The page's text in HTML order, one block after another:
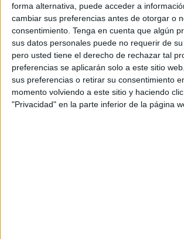
forma alternativa, puede acceder a
cambiar sus preferencias antes de otorgar o
consentimiento. Tenga en cuenta que algún
sus datos personales puede no requerir de su
pero usted tiene el derecho de rechazar tal
preferencias se aplicarán solo a este sitio
sus preferencias o retirar su consentimiento
momento volviendo a este sitio y haciendo
"Privacidad" en la parte inferior de la página
3º Educación